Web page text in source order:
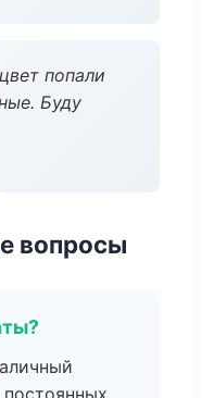
попали
Буду
вопросы
постоянных